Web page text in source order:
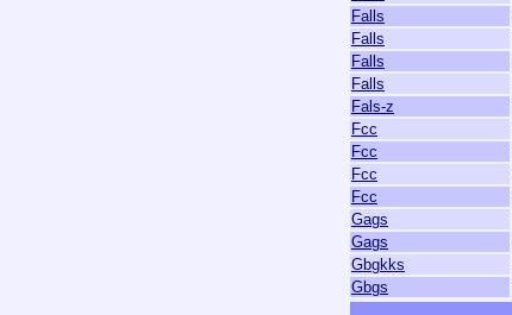
Falls
Falls
Falls
Falls
Fals-z
Fcc
Fcc
Fcc
Fcc
Gags
Gags
Gbgkks
Gbgs